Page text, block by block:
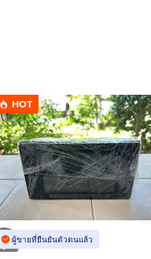
HOT
ผู้ขายที่ยืนยันตัวตนแล้ว